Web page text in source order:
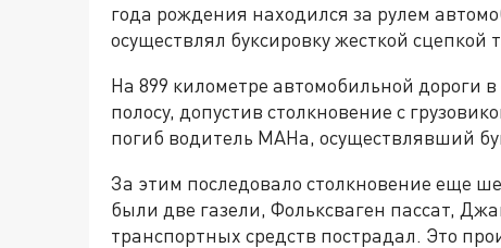
года рождения находился за рулем
осуществлял буксировку жесткой сцепкой
На 899 километре автомобильной дороги
полосу, допустив столкновение с
погиб водитель МАНа, осуществлявший
За этим последовало столкновение еще
были две газели, Фольксваген пассат,
транспортных средств пострадал. Это